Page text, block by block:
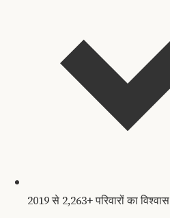
2019 से 2,263+ परिवारों का विश्वास